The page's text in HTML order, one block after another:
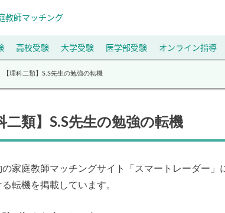
教師マッチング
高校受験 大学受験 医学部受験 オンライン指導
【理科二類】S.S先生の勉強の転機
二類】S.S先生の勉強の転機
家庭教師マッチングサイト「スマートレーダー」
転機を掲載しています。